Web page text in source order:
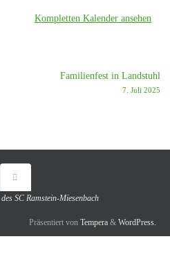
Kompletten Kalender ansehen
Familienfest in Landstuhl
7. Juli 2025
SC Ramstein-Miesenbach
Präsentiert von Tempera & WordPress.